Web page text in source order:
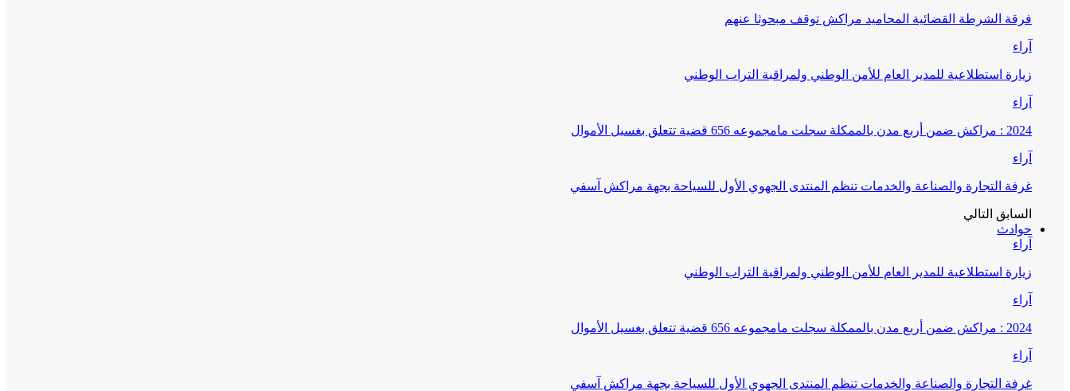
فرقة الشرطة القضائية المحاميد مراكش توقف مبحوثا عنهم
آراء
زيارة استطلاعية للمدير العام للأمن الوطني ولمراقبة التراب الوطني
آراء
2024 : مراكش ضمن أربع مدن بالممكلة سجلت مامجموعه 656 قضية تتعلق بغسيل الأموال
آراء
غرفة التجارة والصناعة والخدمات تنظم المنتدى الجهوي الأول للسياحة بجهة مراكش آسفي
السابق التالي
حوادث
آراء
زيارة استطلاعية للمدير العام للأمن الوطني ولمراقبة التراب الوطني
آراء
2024 : مراكش ضمن أربع مدن بالممكلة سجلت مامجموعه 656 قضية تتعلق بغسيل الأموال
آراء
غرفة التجارة والصناعة والخدمات تنظم المنتدى الجهوي الأول للسياحة بجهة مراكش آسفي